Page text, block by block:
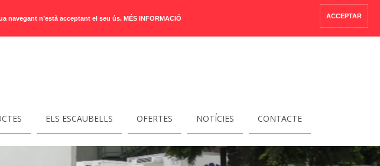
navegant n’està acceptant el seu ús. MÉS INFORMACIÓ ACCEPTAR
ELS ESCAUBELLS OFERTES NOTÍCIES CONTACTE